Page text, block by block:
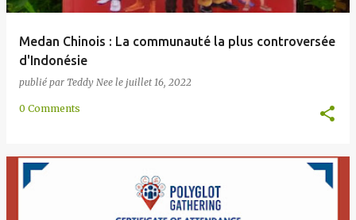
Medan Chinois : La communauté la plus controversée
d'Indonésie
publié par Teddy Nee le juillet 16, 2022
0 Comments